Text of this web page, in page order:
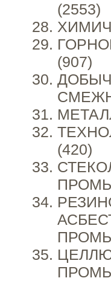
(2553)
(907)
(420)